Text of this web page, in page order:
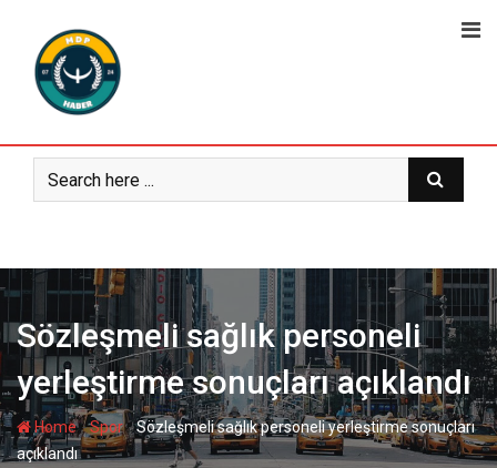
content
Sözleşmeli sağlık personeli
yerleştirme sonuçları açıklandı
Home-Spor-Sözleşmeli sağlık personeli yerleştirme sonuçları
açıklandı